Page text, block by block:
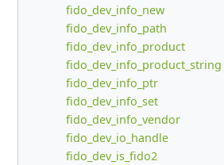
fido_dev_info_new
fido_dev_info_path
fido_dev_info_product
fido_dev_info_product_string
fido_dev_info_ptr
fido_dev_info_set
fido_dev_info_vendor
fido_dev_io_handle
fido_dev_is_fido2